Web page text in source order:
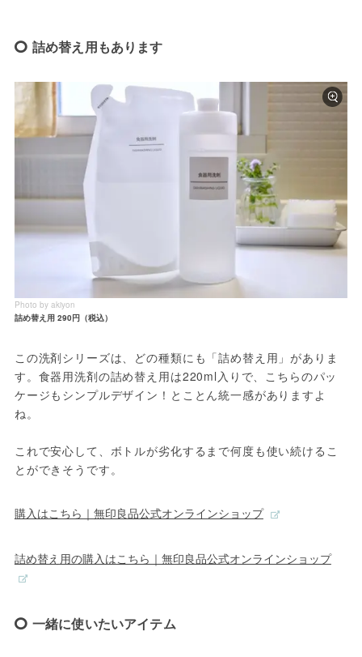
詰め替え用もあります
Photo by akiyon
詰め替え用 290円（税込）
この洗剤シリーズは、どの種類にも「詰め替え用」がありま
す。食器用洗剤の詰め替え用は220ml入りで、こちらのパッ
ケージもシンプルデザイン！とことん統一感がありますよ
ね。
これで安心して、ボトルが劣化するまで何度も使い続けるこ
とができそうです。
購入はこちら｜無印良品公式オンラインショップ
詰め替え用の購入はこちら｜無印良品公式オンラインショップ
一緒に使いたいアイテム